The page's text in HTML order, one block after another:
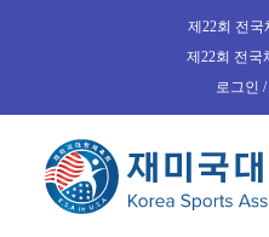
제22회 전국
제22회 전국
로그인